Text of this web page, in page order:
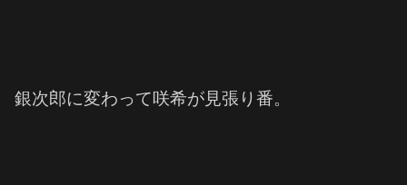
銀次郎に変わって咲希が見張り番。